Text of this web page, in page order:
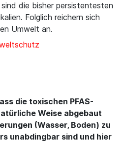
die bisher persistentesten
Folglich reichern sich
Umwelt an.
die toxischen PFAS-
Weise abgebaut
(Wasser, Boden) zu
unabdingbar sind und hier